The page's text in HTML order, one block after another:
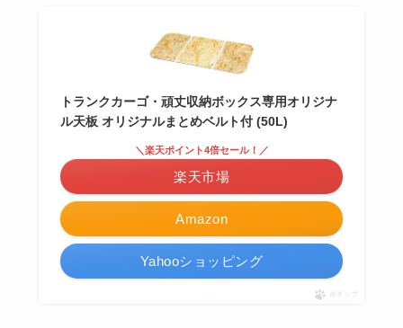
トランクカーゴ・頑丈収納ボックス専用オリジナ
ル天板 オリジナルまとめベルト付 (50L)
Amazon
＼楽天ポイント4倍セール！／
楽天市場
Yahooショッピング
ポチップ